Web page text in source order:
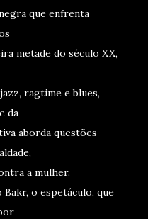
que enfrenta
metade do século XX,
ragtime e blues,
da
aborda questões
a mulher.
o espetáculo, que